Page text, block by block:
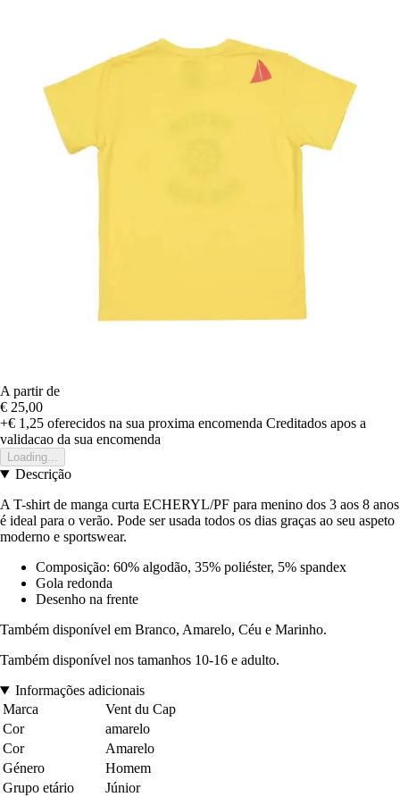
A partir de
€ 25,00
+€ 1,25 oferecidos na sua proxima encomenda Creditados apos a
validacao da sua encomenda
Loading...
Descrição
A T-shirt de manga curta ECHERYL/PF para menino dos 3 aos 8 anos
é ideal para o verão. Pode ser usada todos os dias graças ao seu aspeto
moderno e sportswear.
Composição: 60% algodão, 35% poliéster, 5% spandex
Gola redonda
Desenho na frente
Também disponível em Branco, Amarelo, Céu e Marinho.
Também disponível nos tamanhos 10-16 e adulto.
Informações adicionais
Marca
Vent du Cap
Cor
amarelo
Cor
Amarelo
Género
Homem
Grupo etário
Júnior